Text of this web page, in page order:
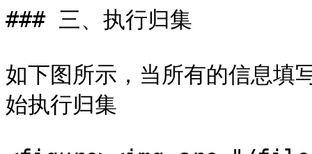
### 三、执行归集
如下图所示，当所有的信息填
始执行归集